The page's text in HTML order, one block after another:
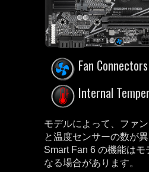
Fan Connectors
Internal
モデルによって、ファ
と温度センサーの数が異
Smart Fan 6 の機能は
なる場合があります。